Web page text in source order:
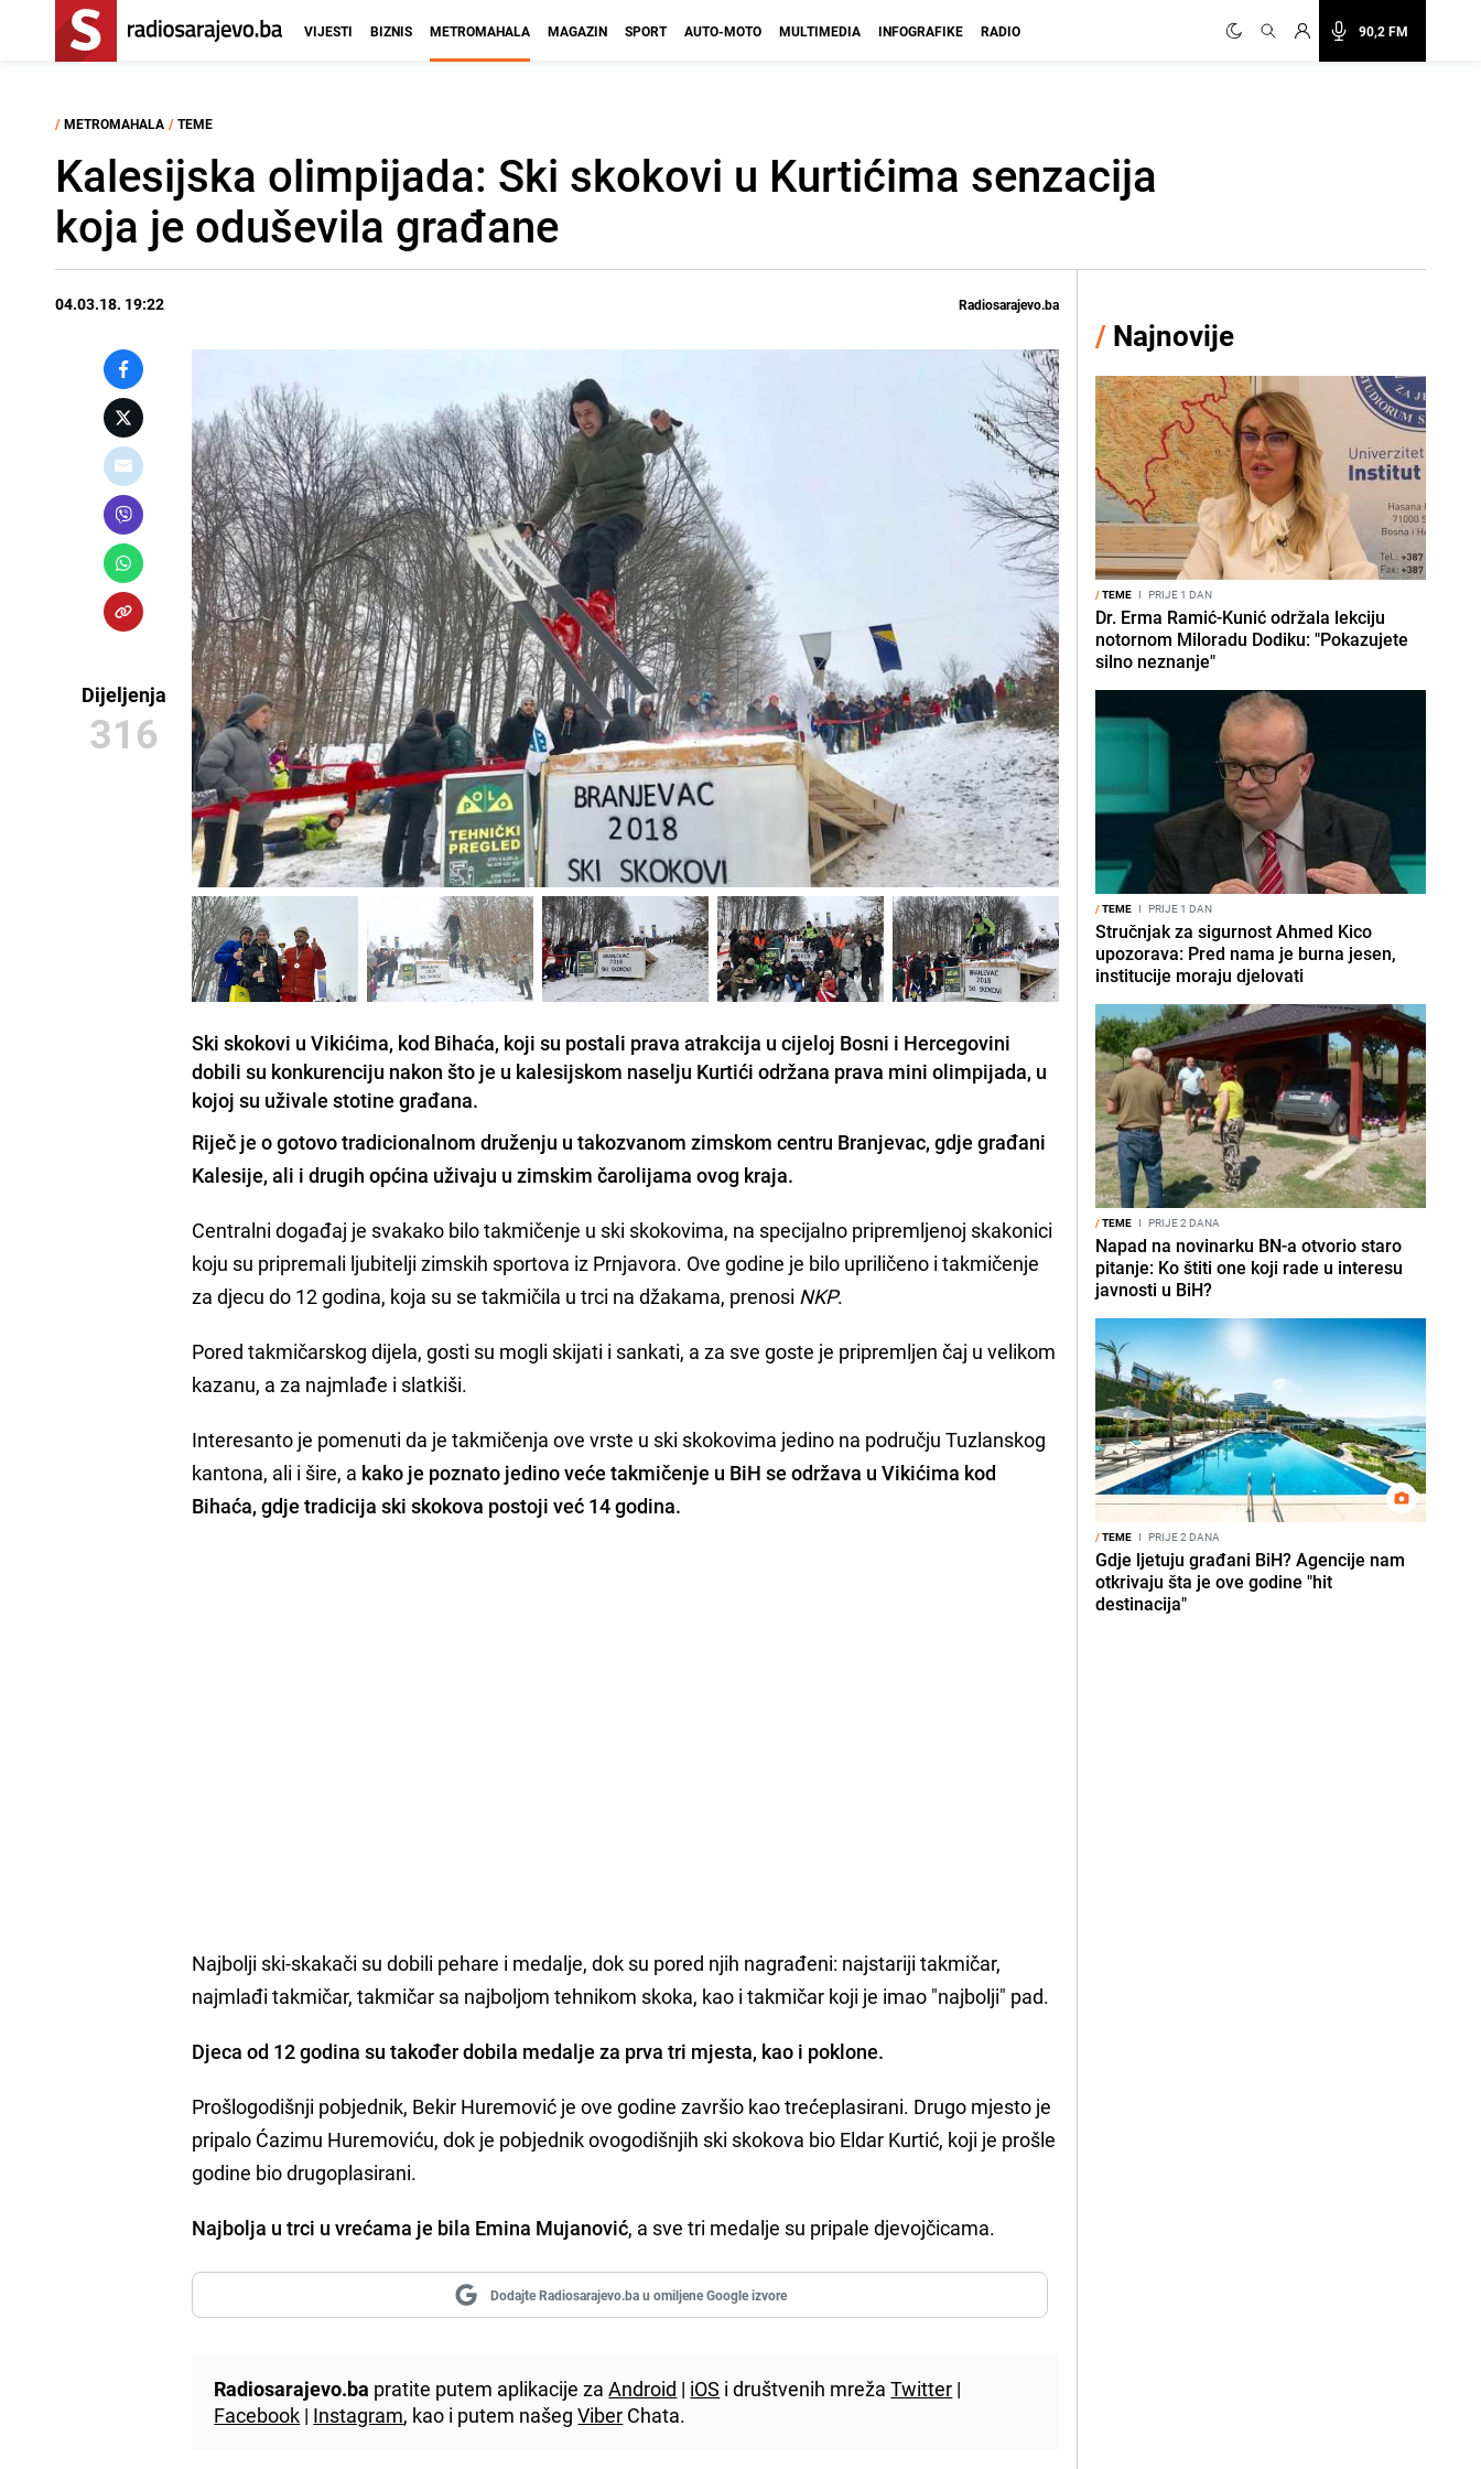
90,2 FM
VIJESTI BIZNIS METROMAHALA MAGAZIN SPORT AUTO-MOTO MULTIMEDIA INFOGRAFIKE RADIO
/ METROMAHALA / TEME
Kalesijska olimpijada: Ski skokovi u Kurtićima senzacija
koja je oduševila građane
04.03.18. 19:22 Radiosarajevo.ba
Dijeljenja
316
Ski skokovi u Vikićima, kod Bihaća, koji su postali prava atrakcija u cijeloj Bosni i Hercegovini
dobili su konkurenciju nakon što je u kalesijskom naselju Kurtići održana prava mini olimpijada, u
kojoj su uživale stotine građana.
Riječ je o gotovo tradicionalnom druženju u takozvanom zimskom centru Branjevac, gdjegrađani
Kalesije, ali i drugih općina uživaju u zimskim čarolijama ovog kraja.
Centralni događaj je svakako bilo takmičenje u ski skokovima, na specijalno pripremljenoj skakonici
koju su pripremali ljubitelji zimskih sportova iz Prnjavora. Ove godine je bilo upriličeno i takmičenje
za djecu do 12 godina, koja su se takmičila u trci na džakama, prenosi NKP.
Pored takmičarskog dijela, gosti su mogli skijati i sankati, a za sve goste je pripremljen čaj u velikom
kazanu, a za najmlađe i slatkiši.
Interesanto je pomenuti da je takmičenja ove vrste u ski skokovima jedino na području Tuzlanskog
kantona, ali i šire, a kako je poznato jedino veće takmičenje u BiH se održava u Vikićima kod
Bihaća, gdje tradicija ski skokova postoji već 14 godina.
Najbolji ski-skakači su dobili pehare i medalje, dok su pored njih nagrađeni: najstariji takmičar,
najmlađi takmičar, takmičar sa najboljom tehnikom skoka, kao i takmičar koji je imao "najbolji" pad.
Djeca od 12 godina su također dobila medalje za prva tri mjesta, kao i poklone.
Prošlogodišnji pobjednik, Bekir Huremović je ove godine završio kao trećeplasirani. Drugo mjesto je
pripalo Ćazimu Huremoviću, dok je pobjednik ovogodišnjih ski skokova bio Eldar Kurtić, koji je prošle
godine bio drugoplasirani.
Najbolja u trci u vrećama je bila Emina Mujanović, a sve tri medalje su pripale djevojčicama.
Dodajte Radiosarajevo.ba u omiljene Google izvore
Radiosarajevo.ba pratite putem aplikacije zaAndroid | iOS i društvenih mrežaTwitter |
Facebook | Instagram, kao i putem našegViber Chata.
/ Najnovije
/TEME I PRIJE 1 DAN
Dr. Erma Ramić-Kunić održala lekciju
notornom Miloradu Dodiku: "Pokazujete
silno neznanje"
/TEME I PRIJE 1 DAN
Stručnjak za sigurnost Ahmed Kico
upozorava: Pred nama je burna jesen,
institucije moraju djelovati
/TEME I PRIJE 2 DANA
Napad na novinarku BN-a otvorio staro
pitanje: Ko štiti one koji rade u interesu
javnosti u BiH?
/TEME I PRIJE 2 DANA
Gdje ljetuju građani BiH? Agencije nam
otkrivaju šta je ove godine "hit
destinacija"